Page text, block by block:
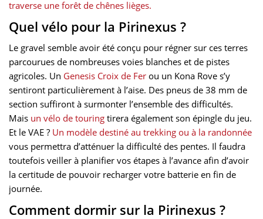
Quel vélo pour la Pirinexus ?
Le gravel semble avoir été conçu pour régner sur ces terres
parcourues de nombreuses voies blanches et de pistes
agricoles. Un Genesis Croix de Fer ou un Kona Rove s’y
sentiront particulièrement à l’aise. Des pneus de 38 mm de
section suffiront à surmonter l’ensemble des difficultés.
Mais un vélo de touring tirera également son épingle du jeu.
Et le VAE ? Un modèle destiné au trekking ou à la randonnée
vous permettra d’atténuer la difficulté des pentes. Il faudra
toutefois veiller à planifier vos étapes à l’avance afin d’avoir
la certitude de pouvoir recharger votre batterie en fin de
journée.
Comment dormir sur la Pirinexus ?